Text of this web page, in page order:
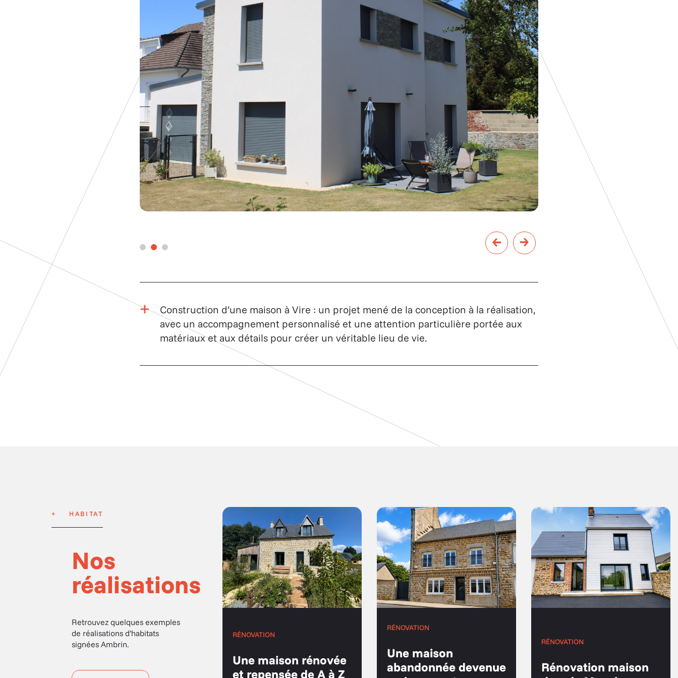
Construction d’une maison à Vire : un projet mené de la conception à la réalisation,
avec un accompagnement personnalisé et une attention particulière portée aux
matériaux et aux détails pour créer un véritable lieu de vie.
HABITAT
Nos
réalisations
Retrouvez quelques exemples
de réalisations d’habitats
signées Ambrin.
EXTENSION
Quentin-les-
RÉNOVATION
Une maison rénovée
et repensée de A à Z
RÉNOVATION
Une maison
abandonnée devenue
RÉNOVATION
Rénovation maison